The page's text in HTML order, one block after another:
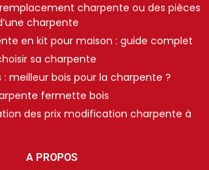
charpente ou des pièces
charpente
en kit pour maison : guide complet
sa charpente
: meilleur bois pour la charpente ?
fermette bois
des prix modification charpente à
A PROPOS